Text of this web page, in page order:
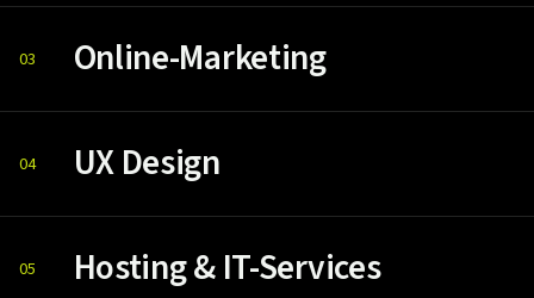
03 Online-Marketing
04 UX Design
05 Hosting & IT-Services